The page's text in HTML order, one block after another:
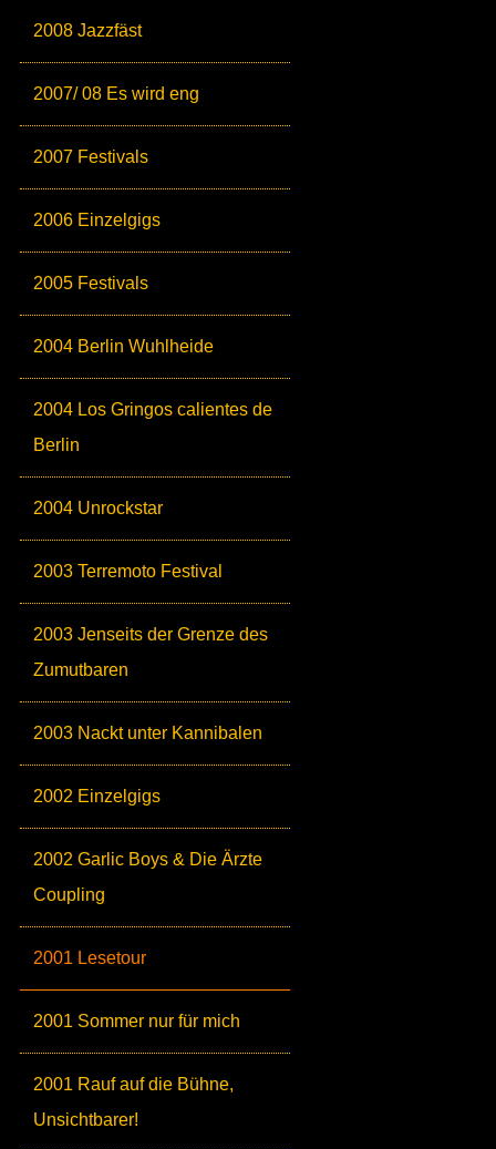
2008 Jazzfäst
2007/ 08 Es wird eng
2007 Festivals
2006 Einzelgigs
2005 Festivals
2004 Berlin Wuhlheide
2004 Los Gringos calientes de
Berlin
2004 Unrockstar
2003 Terremoto Festival
2003 Jenseits der Grenze des
Zumutbaren
2003 Nackt unter Kannibalen
2002 Einzelgigs
2002 Garlic Boys & Die Ärzte
Coupling
2001 Lesetour
2001 Sommer nur für mich
2001 Rauf auf die Bühne,
Unsichtbarer!